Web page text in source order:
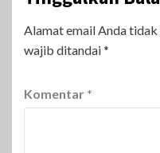
Alamat email Anda
wajib ditandai*
Komentar *